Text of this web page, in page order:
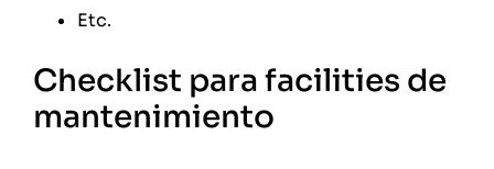
Etc.
Checklist para facilities de
mantenimiento